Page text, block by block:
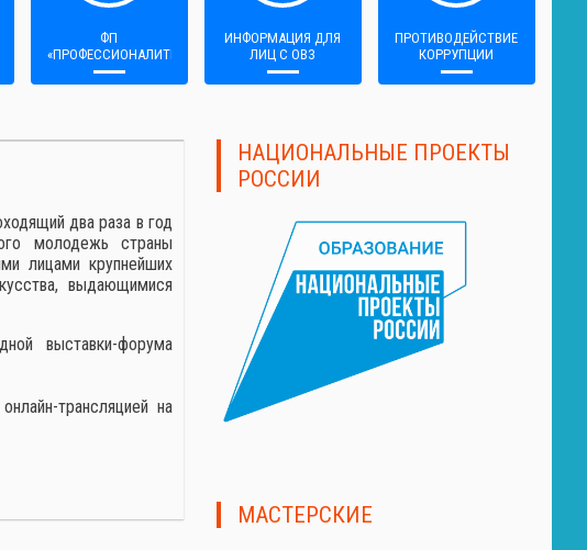
ФП
«ПРОФЕССИОНАЛИТЕТ»
ИНФОРМАЦИЯ ДЛЯ
ЛИЦ С ОВЗ
ПРОТИВОДЕЙСТВИЕ
КОРРУПЦИИ
два раза в год
молодежь страны
лицами крупнейших
выдающимися
выставки-форума
трансляцией на
НАЦИОНАЛЬНЫЕ ПРОЕКТЫ
РОССИИ
МАСТЕРСКИЕ